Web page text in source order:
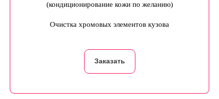
(кондиционирование кожи по желанию)
Очистка хромовых элементов кузова
Заказать